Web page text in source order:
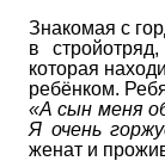
Знакомая с
в
которая
ребёнком.
«А сын меня
Я очень
женат и